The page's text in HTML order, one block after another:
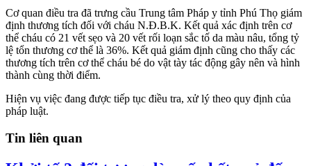
Cơ quan điều tra đã trưng cầu Trung tâm Pháp y tỉnh Phú Thọ giám
định thương tích đối với cháu N.Đ.B.K. Kết quả xác định trên cơ
thể cháu có 21 vết sẹo và 20 vết rối loạn sắc tố da màu nâu, tổng tỷ
lệ tổn thương cơ thể là 36%. Kết quả giám định cũng cho thấy các
thương tích trên cơ thể cháu bé do vật tày tác động gây nên và hình
thành cùng thời điểm.
Hiện vụ việc đang được tiếp tục điều tra, xử lý theo quy định của
pháp luật.
Tin liên quan